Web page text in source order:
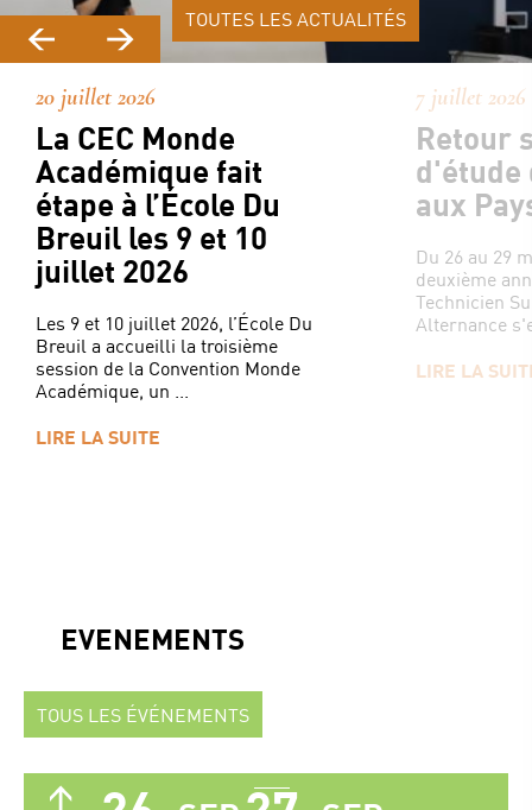
TOUTES LES ACTUALITÉS
20 juillet 2026
La CEC Monde
Académique fait
étape à l’École Du
Breuil les 9 et 10
juillet 2026
Les 9 et 10 juillet 2026, l’École Du
Breuil a accueilli la troisième
session de la Convention Monde
Académique, un ...
LIRE LA SUITE
7 juillet 2026
Retour
d'étude
aux
Du 26 au 29
deuxième
Technicien
Alternance
LIRE LA
EVENEMENTS
TOUS LES ÉVÉNEMENTS